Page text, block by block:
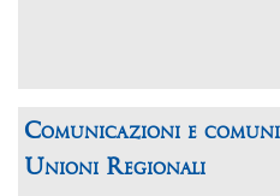
Comunicazioni e
Unioni Regionali